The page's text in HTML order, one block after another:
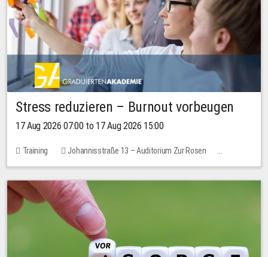
Stress reduzieren – Burnout vorbeugen
17 Aug 2026 07:00 to 17 Aug 2026 15:00
Training
Johannisstraße 13 – Auditorium Zur Rosen
1 place
10.00 EUR